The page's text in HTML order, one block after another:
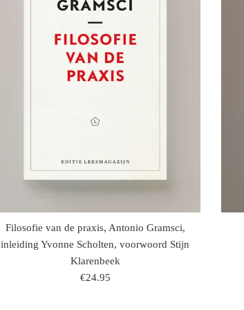
Filosofie van de praxis, Antonio Gramsci,
inleiding Yvonne Scholten, voorwoord Stijn
Klarenbeek
regulaire
€24.95